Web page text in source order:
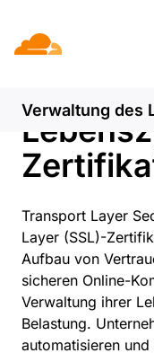
Verwaltung des
Transport Layer
Layer (SSL)-
Aufbau von
sicheren Online-
Verwaltung ihrer
Belastung.
automatisieren